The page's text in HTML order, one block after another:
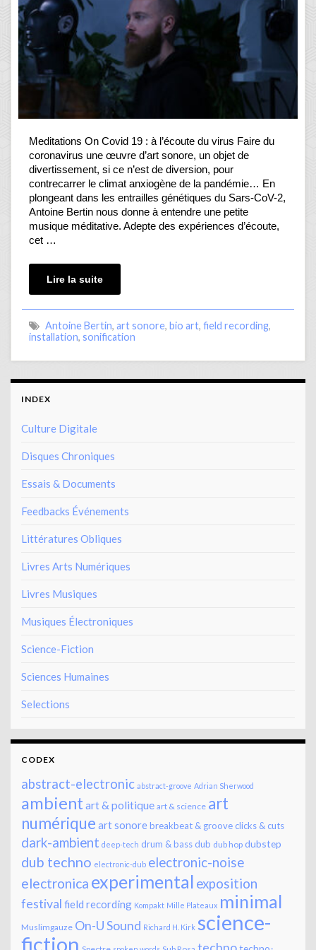
Meditations On Covid 19 : à l’écoute du virus Faire du
coronavirus une œuvre d’art sonore, un objet de
divertissement, si ce n’est de diversion, pour
contrecarrer le climat anxiogène de la pandémie… En
plongeant dans les entrailles génétiques du Sars-CoV-2,
Antoine Bertin nous donne à entendre une petite
musique méditative. Adepte des expériences d’écoute,
cet …
Lire la suite
Antoine Bertin, art sonore, bio art, field recording,
installation, sonification
INDEX
Culture Digitale
Disques Chroniques
Essais & Documents
Feedbacks Événements
Littératures Obliques
Livres Arts Numériques
Livres Musiques
Musiques Électroniques
Science-Fiction
Sciences Humaines
Selections
CODEX
abstract-electronic abstract-groove Adrian Sherwood
ambient art & politique art & science art
numérique art sonorebreakbeat & groove clicks & cuts
dark-ambient deep-tech drum & bass dub dub hop dubstep
dub techno electronic-dub electronic-noise
electronica experimental exposition
festival field recording Kompakt Mille Plateaux minimal
Muslimgauze On-U Sound Richard H. Kirk science-
fiction